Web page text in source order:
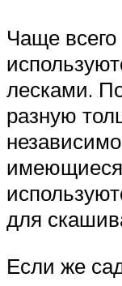
Чаще
лесками.
разную
имеющиеся
для
Если же